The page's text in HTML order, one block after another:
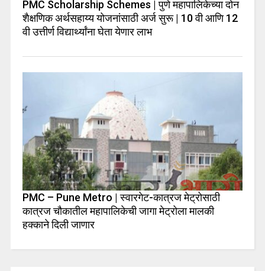
PMC Scholarship Schemes | पुणे महापालिकेच्या दोन
शैक्षणिक अर्थसहाय्य योजनांसाठी अर्ज सुरू | 10 वी आणि 12
वी उत्तीर्ण विद्यार्थ्यांना घेता येणार लाभ
PMC – Pune Metro | स्वारगेट-कात्रज मेट्रोसाठी
कात्रज चौकातील महापालिकेची जागा मेट्रोला मालकी
हक्काने दिली जाणार